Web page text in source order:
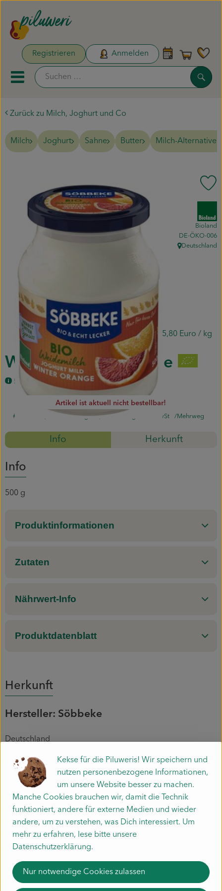
Registrieren Anmelden
Mobiles Menu öffnen oder
Unsere Biokisten
Aktionen & Neues
Obst & Gemüse
Pflanzen & Säen
Piluweri im Glas
Blumensträuße
Kühltheke
Backwaren
Gemüsekiste
Gärtnerei
Genossenschaft
Firmenkunden
Mitmachen
Zurück zu Milch, Joghurt und Co
Milch Joghurt Sahne Butter Milch-Alternativen
Winterjoghurt Orange
500 g
2,90 Euro / 500g 5,80 Euro / kg
Bioland
, Kontrollstelle:
DE-ÖKO-006
, Herkunft:
Deutschland
Artikel ist aktuell nicht bestellbar!
#70165 2,90 Euro/ 500g 5,80 Euro 7% MwSt Mehrweg
Info Herkunft
Info
500 g
Produktinformationen
Zutaten
Nährwert-Info
Produktdatenblatt
Herkunft
Hersteller: Söbbeke
Deutschland
Molkerei Söbbeke GmbH
D 48599 Gronau-Epe
Söbbeke: Bio-Genuss aus dem Münsterland
Seit der Gründung der Biomolkerei Söbbeke 1988 durch
Paul Söbbeke heißt es: Bio aus Leidenschaft. Mit Herzblut
Gronau im Münsterland seit über 35 Jahren hochwertige
und genussvolle Bio-Produkte – ohne Zusatzstoffe, dafür
Kekse für die Piluweris! Wir speichern und
nutzen personenbezogene Informationen,
um unsere Website besser zu machen.
Manche Cookies brauchen wir, damit die Technik
funktioniert, andere für externe Medien und wieder
andere, um zu verstehen, was Dich interessiert. Um
mehr zu erfahren, lese bitte unsere
Datenschutzerklärung.
Nur notwendige Cookies zulassen